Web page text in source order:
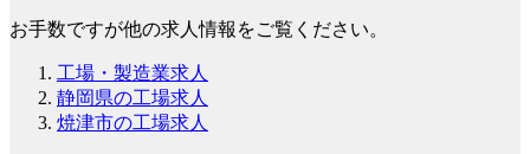
お手数ですが他の求人情報をご覧ください。
工場・製造業求人
静岡県の工場求人
焼津市の工場求人